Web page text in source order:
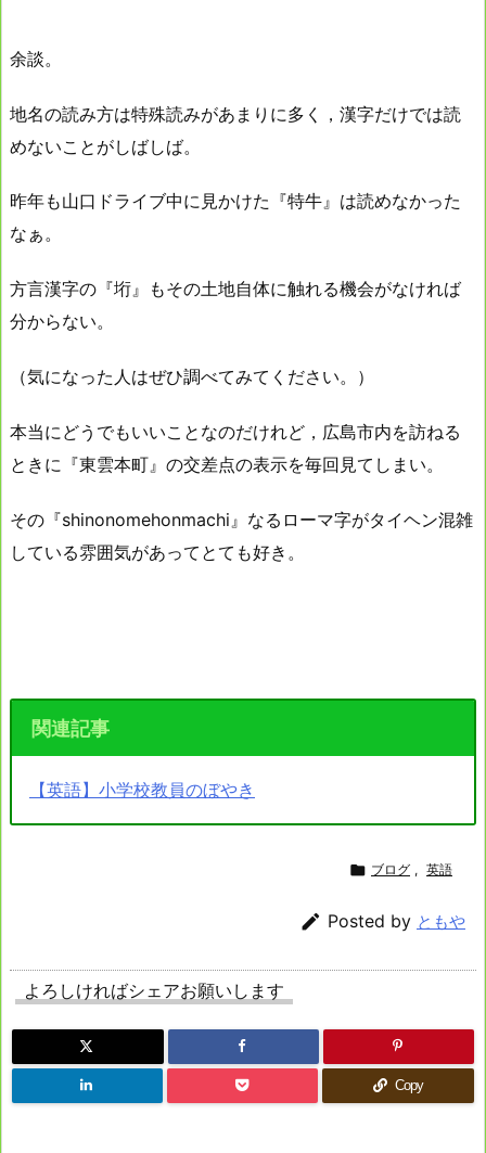
余談。
地名の読み方は特殊読みがあまりに多く，漢字だけでは読
めないことがしばしば。
昨年も山口ドライブ中に見かけた『特牛』は読めなかった
なぁ。
方言漢字の『垳』もその土地自体に触れる機会がなければ
分からない。
（気になった人はぜひ調べてみてください。）
本当にどうでもいいことなのだけれど，広島市内を訪ねる
ときに『東雲本町』の交差点の表示を毎回見てしまい。
その『shinonomehonmachi』なるローマ字がタイヘン混雑
している雰囲気があってとても好き。
関連記事
【英語】小学校教員のぼやき
 ブログ , 英語
 Posted by ともや
よろしければシェアお願いします
Copy